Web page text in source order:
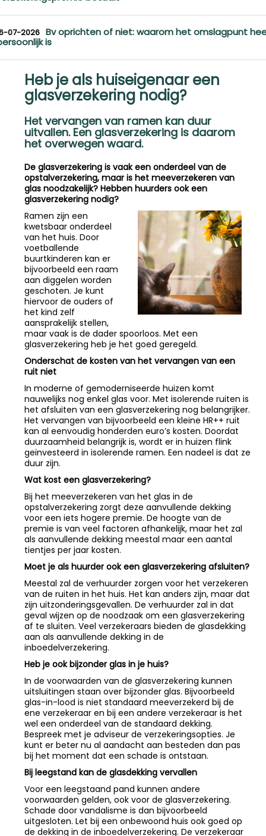
07-2026 Bv oprichten of niet: waarom het omslagpunt
is
Heb je als huiseigenaar een
glasverzekering nodig?
Het vervangen van ramen kan duur
uitvallen. Een glasverzekering is daarom
het overwegen waard.
De glasverzekering is vaak een onderdeel van de
opstalverzekering, maar is het meeverzekeren van
glas noodzakelijk? Hebben huurders ook een
glasverzekering nodig?
Ramen zijn een
kwetsbaar onderdeel
van het huis. Door
voetballende
buurtkinderen kan er
bijvoorbeeld een raam
aan diggelen worden
geschoten. Je kunt
hiervoor de ouders of
het kind zelf
aansprakelijk stellen,
maar vaak is de dader spoorloos. Met een
glasverzekering heb je het goed geregeld.
Onderschat de kosten van het vervangen van een
ruit niet
In moderne of gemoderniseerde huizen komt
nauwelijks nog enkel glas voor. Met isolerende ruiten is
het afsluiten van een glasverzekering nog belangrijker.
Het vervangen van bijvoorbeeld een kleine HR++ ruit
kan al eenvoudig honderden euro’s kosten. Doordat
duurzaamheid belangrijk is, wordt er in huizen flink
geïnvesteerd in isolerende ramen. Een nadeel is dat ze
duur zijn.
Wat kost een glasverzekering?
Bij het meeverzekeren van het glas in de
opstalverzekering zorgt deze aanvullende dekking
voor een iets hogere premie. De hoogte van de
premie is van veel factoren afhankelijk, maar het zal
als aanvullende dekking meestal maar een aantal
tientjes per jaar kosten.
Moet je als huurder ook een glasverzekering afsluiten?
Meestal zal de verhuurder zorgen voor het verzekeren
van de ruiten in het huis. Het kan anders zijn, maar dat
zijn uitzonderingsgevallen. De verhuurder zal in dat
geval wijzen op de noodzaak om een glasverzekering
af te sluiten. Veel verzekeraars bieden de glasdekking
aan als aanvullende dekking in de
inboedelverzekering.
Heb je ook bijzonder glas in je huis?
In de voorwaarden van de glasverzekering kunnen
uitsluitingen staan over bijzonder glas. Bijvoorbeeld
glas-in-lood is niet standaard meeverzekerd bij de
ene verzekeraar en bij een andere verzekeraar is het
wel een onderdeel van de standaard dekking.
Bespreek met je adviseur de verzekeringsopties. Je
kunt er beter nu al aandacht aan besteden dan pas
bij het moment dat een schade is ontstaan.
Bij leegstand kan de glasdekking vervallen
Voor een leegstaand pand kunnen andere
voorwaarden gelden, ook voor de glasverzekering.
Schade door vandalisme is dan bijvoorbeeld
uitgesloten. Let bij een onbewoond huis ook goed op
de dekking in de inboedelverzekering. De verzekeraar